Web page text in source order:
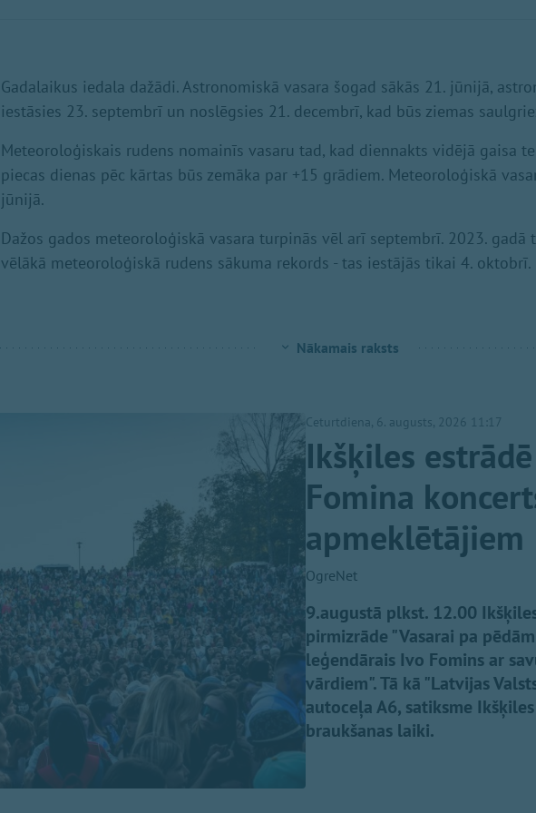
Gadalaikus iedala dažādi. Astronomiskā vasara šogad sākās 21. jūnijā,
iestāsies 23. septembrī un noslēgsies 21. decembrī, kad būs ziemas
Meteoroloģiskais rudens nomainīs vasaru tad, kad diennakts vidējā gaisa
piecas dienas pēc kārtas būs zemāka par +15 grādiem. Meteoroloģiskā
jūnijā.
Dažos gados meteoroloģiskā vasara turpinās vēl arī septembrī. 2023. gadā
vēlākā meteoroloģiskā rudens sākuma rekords - tas iestājās tikai 4. oktobrī.
Nākamais raksts
Ceturtdiena, 6. augusts, 2026 11:17
Ikšķiles
Fomina
apmeklētājiem
OgreNet
9.augustā plkst. 12.00
pirmizrāde "Vasarai pa
leģendārais Ivo Fomins ar
vārdiem". Tā kā "Latvijas
autoceļa A6, satiksme
braukšanas laiki.